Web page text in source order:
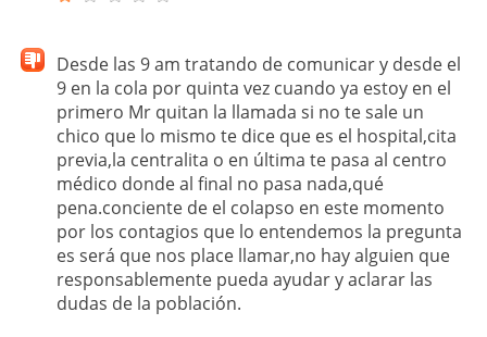
Desde las 9 am tratando de comunicar y desde el
9 en la cola por quinta vez cuando ya estoy en el
primero Mr quitan la llamada si no te sale un
chico que lo mismo te dice que es el hospital,cita
previa,la centralita o en última te pasa al centro
médico donde al final no pasa nada,qué
pena.conciente de el colapso en este momento
por los contagios que lo entendemos la pregunta
es será que nos place llamar,no hay alguien que
responsablemente pueda ayudar y aclarar las
dudas de la población.